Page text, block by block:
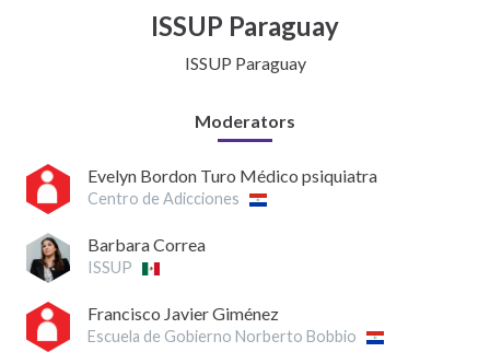
ISSUP Paraguay
ISSUP Paraguay
Moderators
Evelyn Bordon Turo Médico psiquiatra
Centro de Adicciones
Barbara Correa
ISSUP
Francisco Javier Giménez
Escuela de Gobierno Norberto Bobbio